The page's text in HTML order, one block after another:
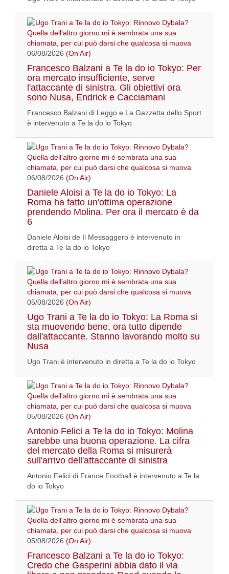
06/08/2026 (On Air)
Francesco Balzani a Te la do io Tokyo: Per
ora mercato insufficiente, serve
l'attaccante di sinistra. Gli obiettivi ora
sono Nusa, Endrick e Cacciamani
Francesco Balzani di Leggo e La Gazzetta dello Sport
è intervenuto a Te la do io Tokyo
06/08/2026 (On Air)
Daniele Aloisi a Te la do io Tokyo: La
Roma ha fatto un'ottima operazione
prendendo Molina. Per ora il mercato è da
6
Daniele Aloisi de Il Messaggero è intervenuto in
diretta a Te la do io Tokyo
05/08/2026 (On Air)
Ugo Trani a Te la do io Tokyo: La Roma si
sta muovendo bene, ora tutto dipende
dall'attaccante. Stanno lavorando molto su
Nusa
Ugo Trani è intervenuto in diretta a Te la do io Tokyo
05/08/2026 (On Air)
Antonio Felici a Te la do io Tokyo: Molina
sarebbe una buona operazione. La cifra
del mercato della Roma si misurerà
sull'arrivo dell'attaccante di sinistra
Antonio Felici di France Football è intervenuto a Te la
do io Tokyo
05/08/2026 (On Air)
Francesco Balzani a Te la do io Tokyo:
Credo che Gasperini abbia dato il via